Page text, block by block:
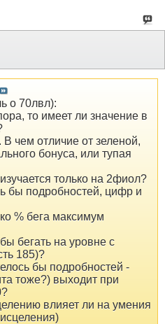
о 70лвл):
то имеет ли значение в
чем отличие от зеленой,
бонуса, или тупая
только на 2фиол?
бы подробностей, цифр и
% бега максимум
бегать на уровне с
185)?
бы подробностей -
тоже?) выходит при
влияет ли на умения